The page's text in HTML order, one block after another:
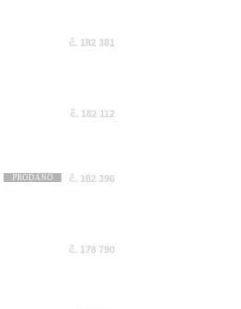
č. 182 381
č. 182 112
PRODÁNO č. 182 396
č. 178 790